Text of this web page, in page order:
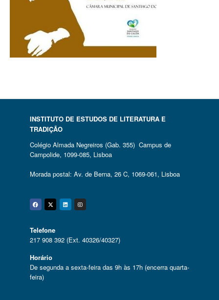
INSTITUTO DE ESTUDOS DE LITERATURA E
TRADIÇÃO
Colégio Almada Negreiros (Gab. 355) Campus de
Campolide, 1099-085, Lisboa
Morada postal: Av. de Berna, 26 C, 1069-061, Lisboa
Facebook
Twitter
Linkedin
Instagram
Telefone
217 908 392 (Ext. 40326/40327)
Horário
De segunda a sexta-feira das 9h às 17h (encerra quarta-
feira)